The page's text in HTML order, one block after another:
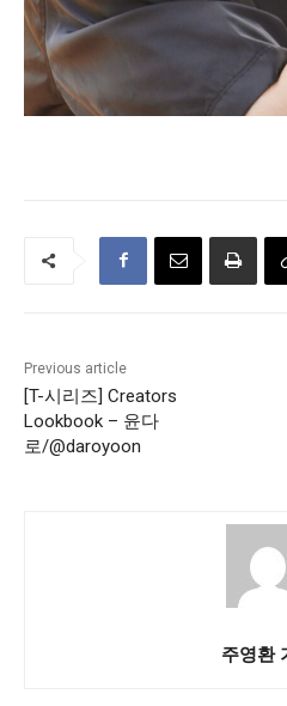
Previous article
[T-시리즈] Creators
Lookbook – 윤다
로/@daroyoon
주영환